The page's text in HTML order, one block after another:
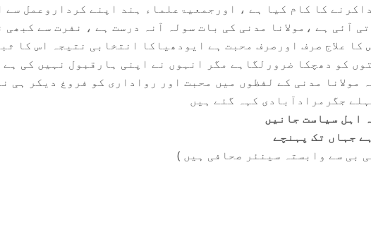
کا کام کیا ہے ، اورجمعیۃعلماء ہند اپنے کرداروعمل سے
آئی ہے ،مولانا مدنی کی بات سولہ آنہ درست ہے ، نفرت سے کبھی
کا علاج صرف اورصرف محبت ہے ایودھیاکا انتخابی نتیجہ اس کا
کو دھچکا ضرورلگاہے مگر انہوں نے اپنی ہارقبول نہیں کی ہے
مولانا مدنی کے لفظوں میں محبت اور رواداری کو فروغ دیکر ہی
جگرمرادآبادی کہہ گئے ہیں
اہل سیاست جانیں
جہاں تک پہنچے
بی سے وابستہ سینئر صحافی ہیں )